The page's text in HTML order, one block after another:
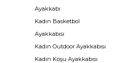
Ayakkabı
Kadın Basketbol
Ayakkabısı
Kadın Outdoor Ayakkabısı
Kadın Koşu Ayakkabısı